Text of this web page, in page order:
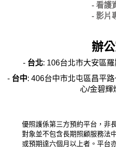
- 看護
- 影片
辦
- 台北: 106台北市大安區
- 台中: 406台中市北屯區昌平
心/金碧輝
優照護係第三方預約平台，非
對象並不包含長期照顧服務法
或預期達六個月以上者。平台